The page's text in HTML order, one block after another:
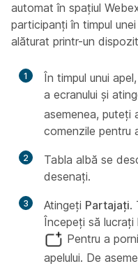
automat în spațiul
participanți în timpul
alăturat printr-un
1
În timpul unui
a ecranului și
asemenea, puteți
comenzile pentru
2
Tabla albă se
desenați.
3 Atingeți Partajați.
Începeți să
Pentru a
apelului. De